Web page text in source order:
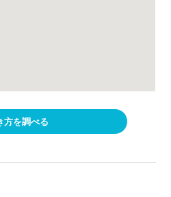
方を調べる